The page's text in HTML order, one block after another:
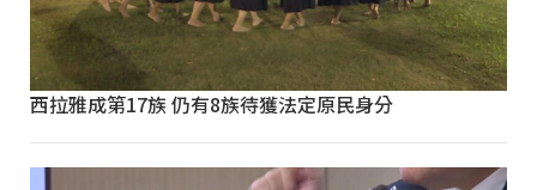
西拉雅成第17族 仍有8族待獲法定原民身分